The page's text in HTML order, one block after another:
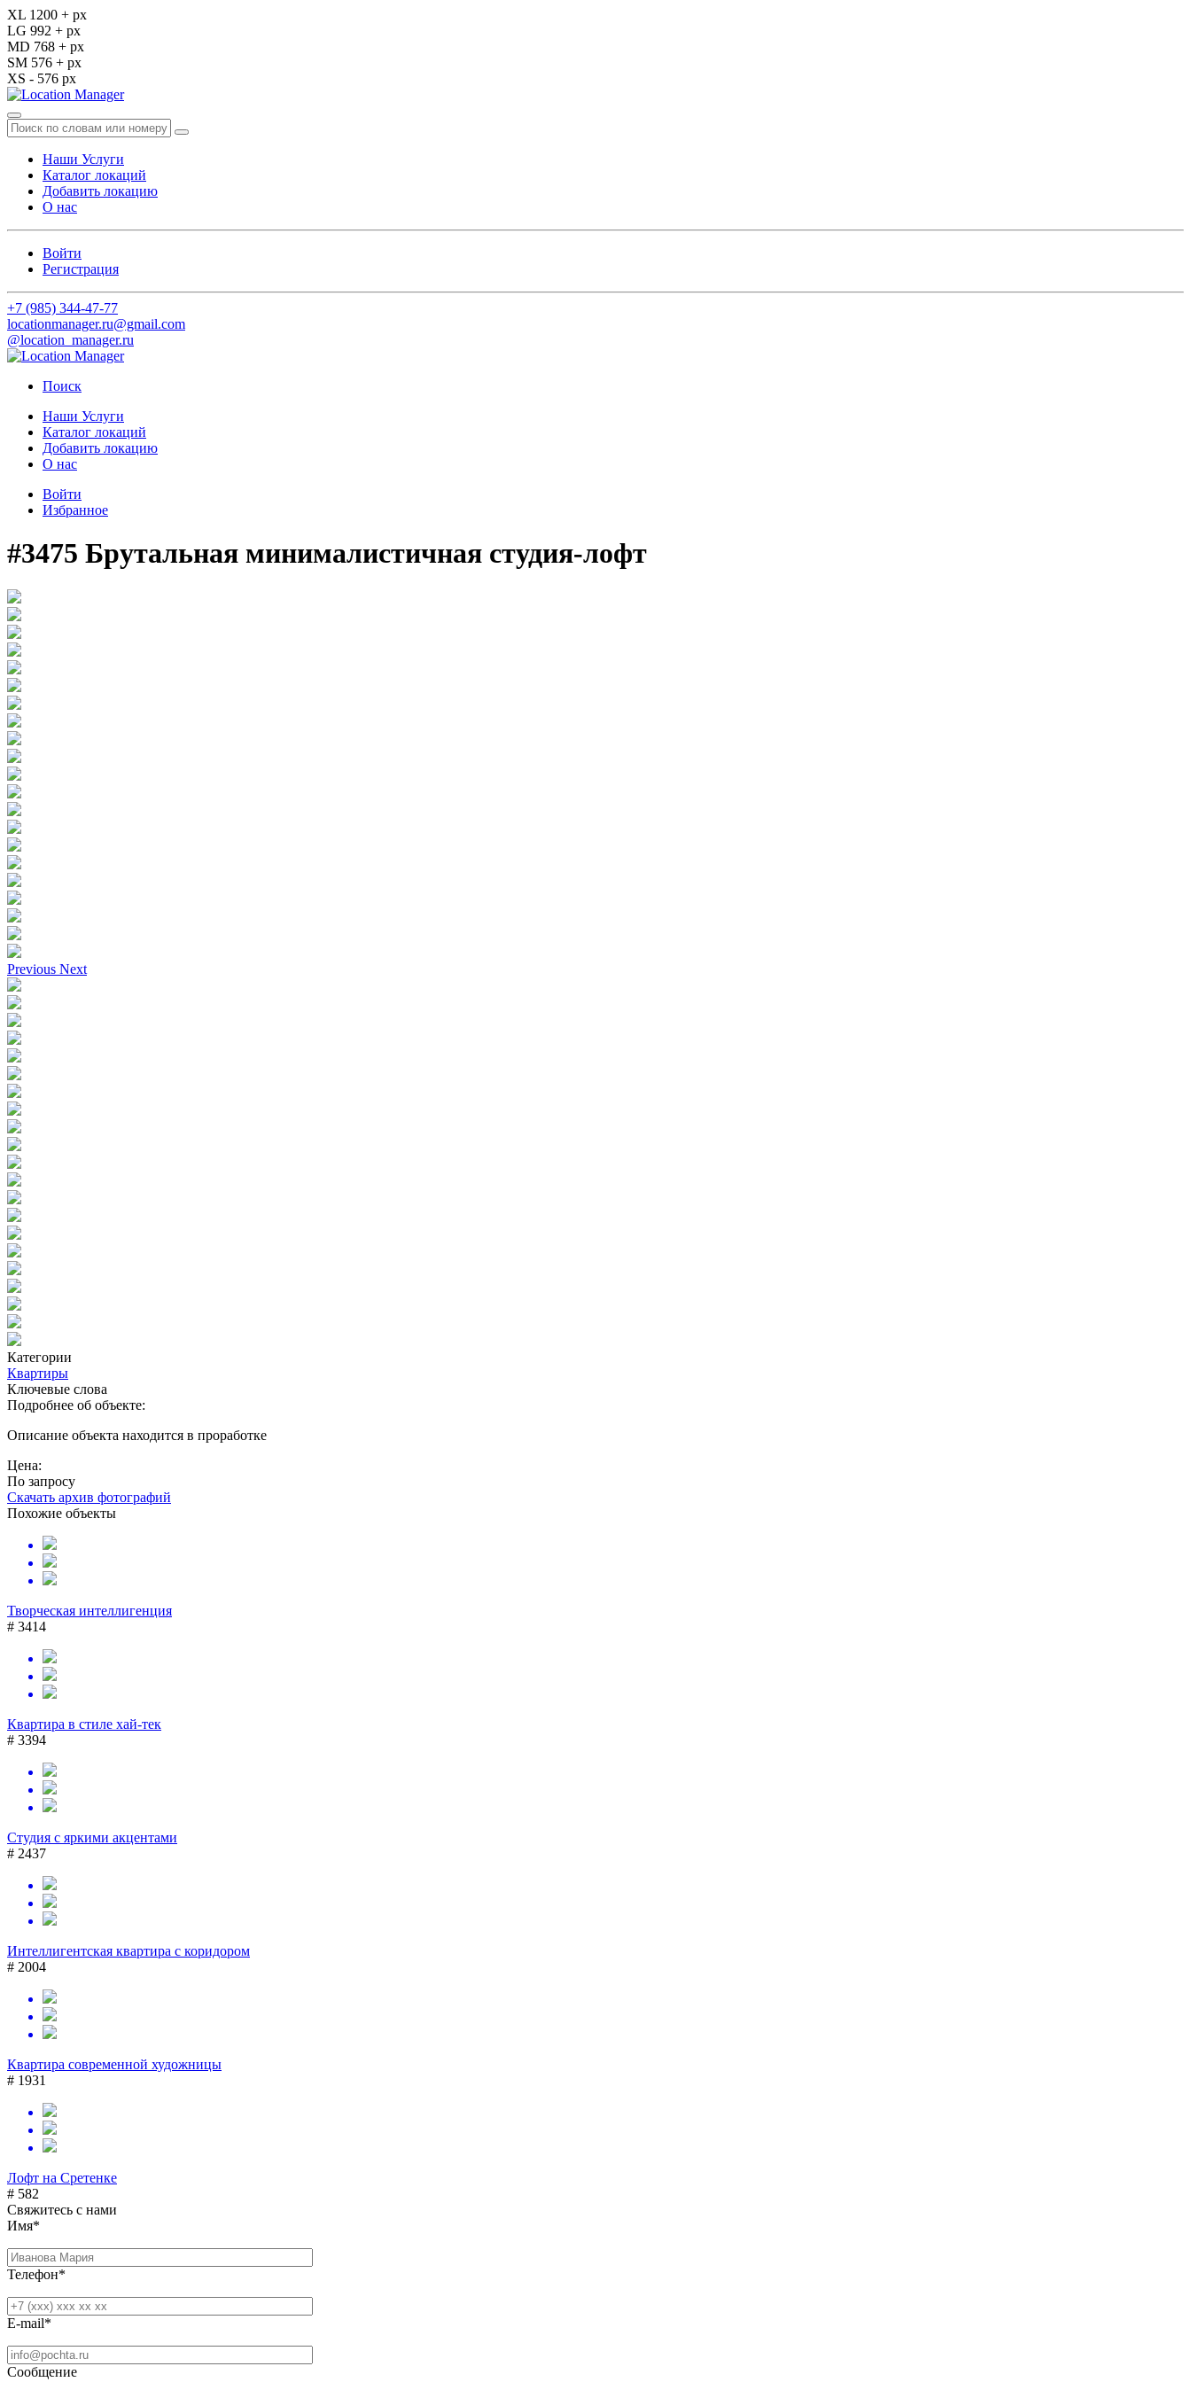
XL 1200 + px
LG 992 + px
MD 768 + px
SM 576 + px
XS - 576 px
Наши Услуги
Каталог локаций
Добавить локацию
О нас
Войти
Регистрация
+7 (985) 344-47-77
locationmanager.ru@gmail.com
@location_manager.ru
Поиск
Наши Услуги
Каталог локаций
Добавить локацию
О нас
Войти
Избранное
#3475 Брутальная минималистичная студия-лофт
Previous Next
Категории
Квартиры
Ключевые слова
Подробнее об объекте:
Описание объекта находится в проработке
Цена:
По запросу
Скачать архив фотографий
Похожие объекты
Творческая интеллигенция
# 3414
Квартира в стиле хай-тек
# 3394
Студия с яркими акцентами
# 2437
Интеллигентская квартира с коридором
# 2004
Квартира современной художницы
# 1931
Лофт на Сретенке
# 582
Свяжитесь с нами
Имя*
Телефон*
E-mail*
Сообщение